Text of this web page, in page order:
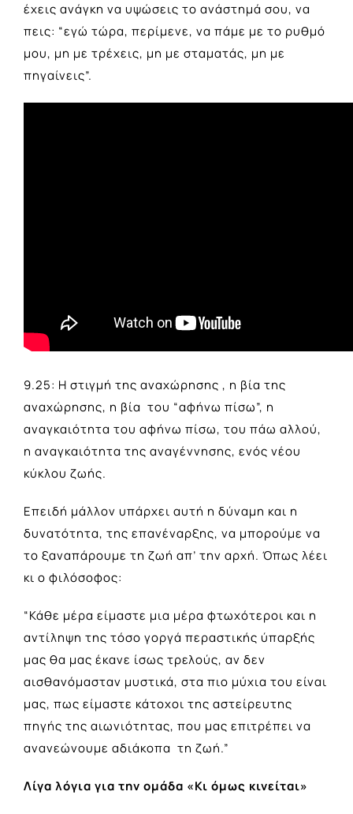
έχεις ανάγκη να υψώσεις το ανάστημά σου, να
πεις: “εγώ τώρα, περίμενε, να πάμε με το ρυθμό
μου, μη με τρέχεις, μη με σταματάς, μη με
πηγαίνεις”.
9.25: Η στιγμή της αναχώρησης , η βία της
αναχώρησης, η βία του “αφήνω πίσω”, η
αναγκαιότητα του αφήνω πίσω, του πάω αλλού,
η αναγκαιότητα της αναγέννησης, ενός νέου
κύκλου ζωής.
Επειδή μάλλον υπάρχει αυτή η δύναμη και η
δυνατότητα, της επανέναρξης, να μπορούμε να
το ξαναπάρουμε τη ζωή απ’ την αρχή. Όπως λέει
κι ο φιλόσοφος:
“Κάθε μέρα είμαστε μια μέρα φτωχότεροι και η
αντίληψη της τόσο γοργά περαστικής ύπαρξής
μας θα μας έκανε ίσως τρελούς, αν δεν
αισθανόμασταν μυστικά, στα πιο μύχια του είναι
μας, πως είμαστε κάτοχοι της αστείρευτης
πηγής της αιωνιότητας, που μας επιτρέπει να
ανανεώνουμε αδιάκοπα τη ζωή.”
Λίγα λόγια για την ομάδα «Κι όμως κινείται»